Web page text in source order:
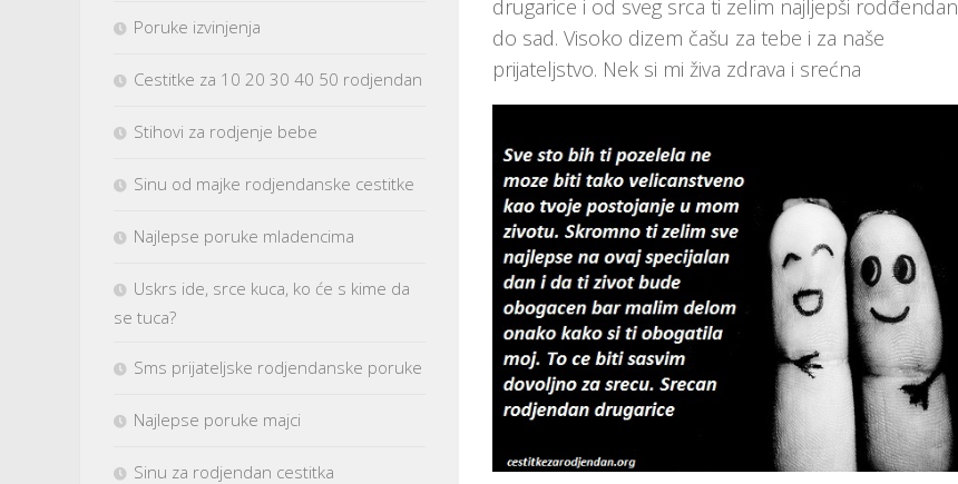
drugarice i od sveg srca ti zelim najljepši rodđendan
do sad. Visoko dizem čašu za tebe i za naše
prijateljstvo. Nek si mi živa zdrava i srećna
Poruke izvinjenja
Cestitke za 10 20 30 40 50 rodjendan
Stihovi za rodjenje bebe
Sinu od majke rodjendanske cestitke
Najlepse poruke mladencima
Uskrs ide, srce kuca, ko će s kime da
se tuca?
Sms prijateljske rodjendanske poruke
Najlepse poruke majci
Sinu za rodjendan cestitka